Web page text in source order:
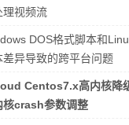
理视频流
DOS格式脚本和
差异导致的跨平台问题
Centos7.x高内核降
核crash参数调整